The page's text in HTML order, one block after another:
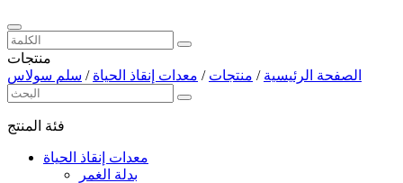
منتجات
الصفحة الرئيسية / منتجات / معدات إنقاذ الحياة / سلم سولاس
فئة المنتج
معدات إنقاذ الحياة
بدلة الغمر